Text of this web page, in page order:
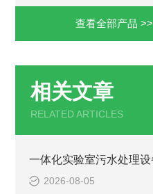
查看全部产品 >>
相关文章
RELATED ARTICLES
2026-08-05